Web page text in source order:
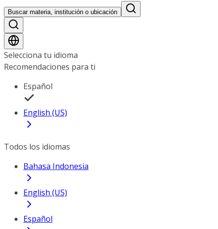
Buscar materia, institución o ubicación
Selecciona tu idioma
Recomendaciones para ti
Español
English (US)
Todos los idiomas
Bahasa Indonesia
English (US)
Español